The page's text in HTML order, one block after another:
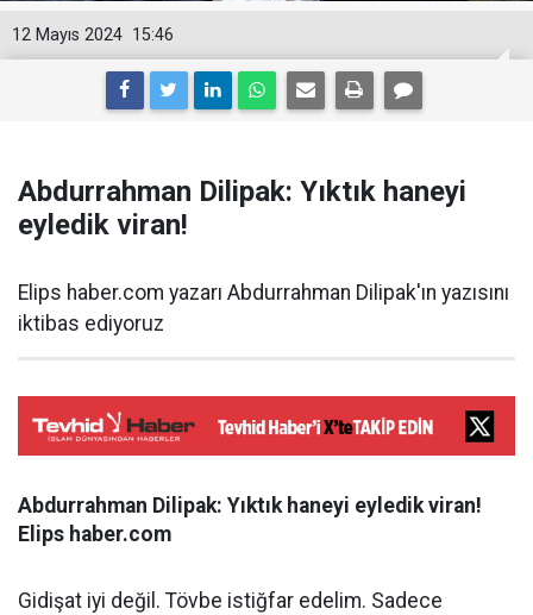
15:46
12 Mayıs 2024
Abdurrahman Dilipak: Yıktık haneyi
eyledik viran!
Elips haber.com yazarı Abdurrahman Dilipak'ın yazısını
iktibas ediyoruz
Abdurrahman Dilipak: Yıktık haneyi eyledik viran!
Elips haber.com
Gidişat iyi değil. Tövbe istiğfar edelim. Sadece